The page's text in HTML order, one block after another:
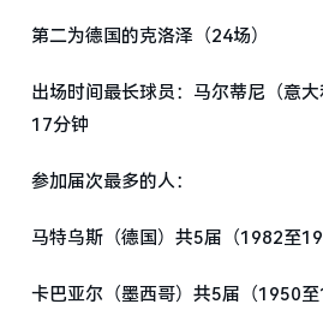
第二为德国的克洛泽（24场）
出场时间最长球员：马尔蒂尼（意
17分钟
参加届次最多的人：
马特乌斯（德国）共5届（1982至
卡巴亚尔（墨西哥）共5届（1950至